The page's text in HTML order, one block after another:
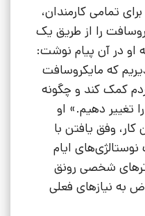
سال 2016، نادلا برای تمامی کارمندان،
را از طریق یک
او در آن پیام نوشت:
که مایکروسافت
کمک کند و چگونه
تغییر دهیم.» او
وفق یافتن با
ایام
شخصی رونق
به نیازهای فعلی